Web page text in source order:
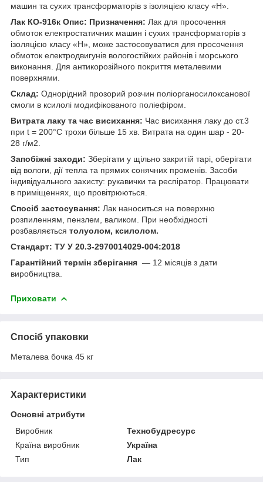
машин та сухих трансформаторів з ізоляцією класу «Н».
Лак КО-916к Опис: Призначення: Лак для просочення
обмоток електростатичних машин і сухих трансформаторів з
ізоляцією класу «Н», може застосовуватися для просочення
обмоток електродвигунів вологостійких районів і морського
виконання. Для антикорозійного покриття металевими
поверхнями.
Склад: Однорідний прозорий розчин поліорганосилоксанової
смоли в ксилолі модифікованого поліефіром.
Витрата лаку та час висихання: Час висихання лаку до ст.3
при t = 200°С трохи більше 15 хв. Витрата на один шар - 20-
28 г/м2.
Запобіжні заходи: Зберігати у щільно закритій тарі, оберігати
від вологи, дії тепла та прямих сонячних променів. Засоби
індивідуального захисту: рукавички та респіратор. Працювати
в приміщеннях, що провітрюються.
Спосіб застосування: Лак наноситься на поверхню
розпиленням, пензлем, валиком. При необхідності
розбавляється толуолом, ксилолом.
Стандарт: ТУ У 20.3-2970014029-004:2018
Гарантійний термін зберігання — 12 місяців з дати
виробництва.
Приховати
Спосіб упаковки
Металева бочка 45 кг
Характеристики
Основні атрибути
Виробник
Технобудресурс
Країна виробник
Україна
Тип
Лак